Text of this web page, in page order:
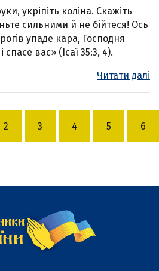
укріпіть коліна. Скажіть
сильними й не бійтеся! Ось
упаде кара, Господня
вас» (Ісаї 35:3, 4).
Читати далі
2 3 4 5 6